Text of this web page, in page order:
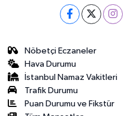
Nöbetçi Eczaneler
Hava Durumu
İstanbul Namaz Vakitleri
Trafik Durumu
Puan Durumu ve Fikstür